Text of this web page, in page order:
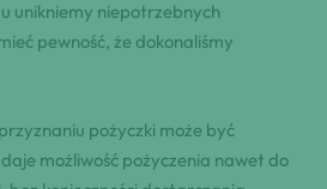
unikniemy niepotrzebnych
⁣pewność,​ że dokonaliśmy‍
pożyczki może być
możliwość pożyczenia nawet do‌